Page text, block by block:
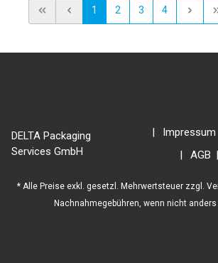
1 2 3 4
DELTA Packaging
Services GmbH
Impressum
AGB
* Alle Preise exkl. gesetzl. Mehrwertsteuer zzgl.
Nachnahmegebühren, wenn nicht anders